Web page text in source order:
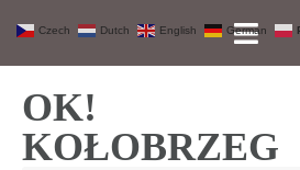
OK!
KOŁOBRZEG
Czech Dutch English German